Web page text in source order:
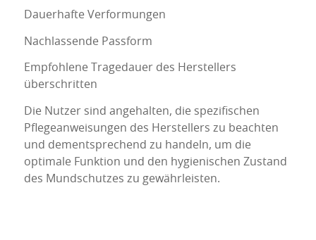
Dauerhafte Verformungen
Nachlassende Passform
Empfohlene Tragedauer des Herstellers
überschritten
Die Nutzer sind angehalten, die spezifischen
Pflegeanweisungen des Herstellers zu beachten
und dementsprechend zu handeln, um die
optimale Funktion und den hygienischen Zustand
des Mundschutzes zu gewährleisten.